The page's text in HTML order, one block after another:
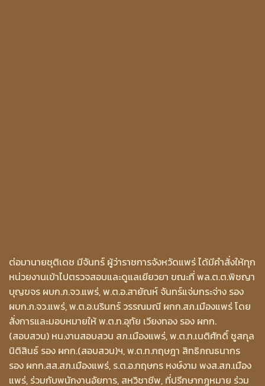
ต่อมานายชุติเดช มีจันทร์ ผู้ว่าราชการจังหวัดแพร่ ได้มีคำสั่งให้ทุก
หน่วยงานเข้าไปตรวจสอบและดูแลเยียวยา ขณะที่ พล.ต.ต.พิชญา
บุญขจร ผบก.ภ.จว.แพร่, พ.ต.อ.สายัณห์ จันทร์แจ่มกระจ่าง รอง
ผบก.ภ.จว.แพร่, พ.ต.อ.นรินทร์ วรรณมณี ผกก.สภ.เมืองแพร่ โดย
สั่งการและมอบหมายให้ พ.ต.ท.อุทัย เวียงทอง รอง ผกก.
(สอบสวน) หน.งานสอบสวน สภ.เมืองแพร่, พ.ต.ท.เนติศักดิ์ ชูสกุล
นิติสินธ์ รอง ผกก.(สอบสวน)ฯ, พ.ต.ท.กฤษฎา สิทธิภณธนากร
รอง ผกก.สส.สภ.เมืองแพร่, ร.ต.อ.กฤษกร หงษ์งาม พงส.สภ.เมือง
แพร่, ร่วมกับพนักงานอัยการ, สหวิชาชีพ, ที่ปรีกษากฎหมาย ร่วม